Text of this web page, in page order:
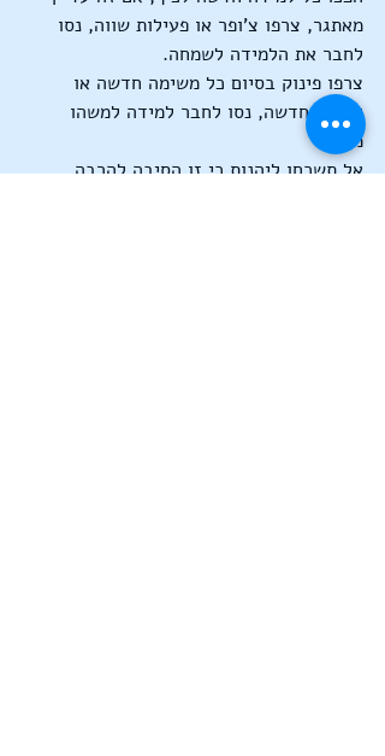
מאתגר, צרפו צ'ופר או פעילות שווה, נסו
לחבר את הלמידה לשמחה.
צרפו פינוק בסיום כל משימה חדשה או
למידה חדשה, נסו לחבר למידה למשהו
מהנה.
אל תשכחו ליהנות כי זו הסיבה להרבה